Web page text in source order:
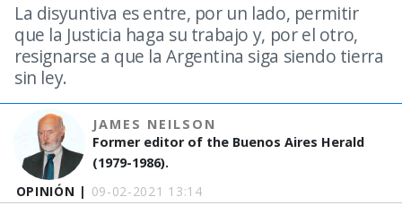
OPINIÓN | 09-02-2021 13:14
La disyuntiva es entre, por un lado, permitir
que la Justicia haga su trabajo y, por el otro,
resignarse a que la Argentina siga siendo tierra
sin ley.
JAMES NEILSON
Former editor of the Buenos Aires Herald
(1979-1986).